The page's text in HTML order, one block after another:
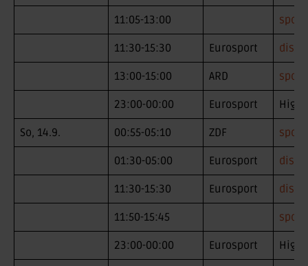
11:05-13:00
11:30-15:30 Eurosport
13:00-15:00 ARD
23:00-00:00 Eurosport
So, 14.9. 00:55-05:10 ZDF
01:30-05:00 Eurosport
11:30-15:30 Eurosport
11:50-15:45
23:00-00:00 Eurosport